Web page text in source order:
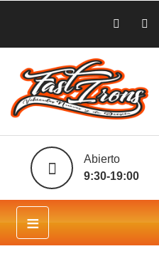
Abierto
9:30-19:00
≡